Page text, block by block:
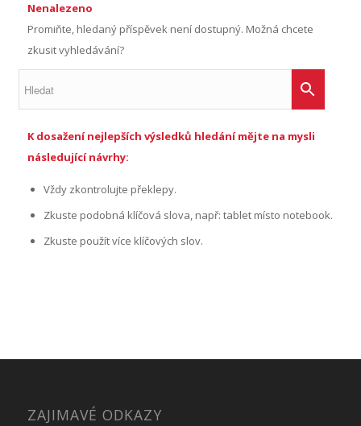
Nenalezeno
Promiňte, hledaný příspěvek není dostupný. Možná chcete
zkusit vyhledávání?
K dosažení nejlepších výsledků hledání mějte na mysli
následující návrhy:
Vždy zkontrolujte překlepy.
Zkuste podobná klíčová slova, např: tablet místo notebook.
Zkuste použít více klíčových slov.
ZAJIMAVÉ ODKAZY